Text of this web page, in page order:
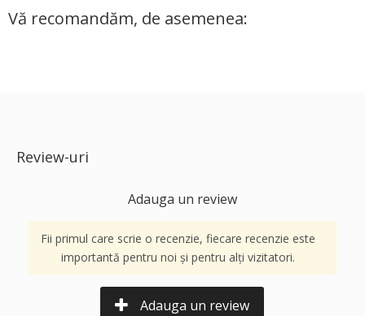
Vă recomandăm, de asemenea:
Review-uri
Adauga un review
Fii primul care scrie o recenzie, fiecare recenzie este
importantă pentru noi și pentru alți vizitatori.
Adauga un review